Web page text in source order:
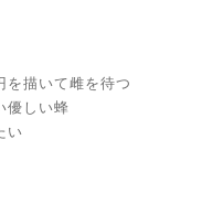
描いて雌を待つ
優しい蜂
い